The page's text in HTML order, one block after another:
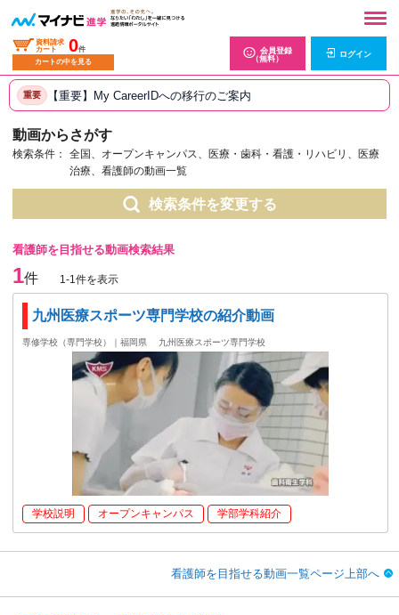
資料請求
カート
0件
カートの中を見る
会員登録
（無料）
ログイン
重要 【重要】My CareerIDへの移行のご案内
動画からさがす
検索条件：
全国、オープンキャンパス、医療・歯科・看護・リハビリ、医療
治療、看護師の動画一覧
検索条件を変更する
看護師を目指せる動画検索結果
1件 1-1件を表示
九州医療スポーツ専門学校の紹介動画
専修学校（専門学校）｜福岡県 九州医療スポーツ専門学校
学校説明 オープンキャンパス 学部学科紹介
看護師を目指せる動画一覧ページ上部へ